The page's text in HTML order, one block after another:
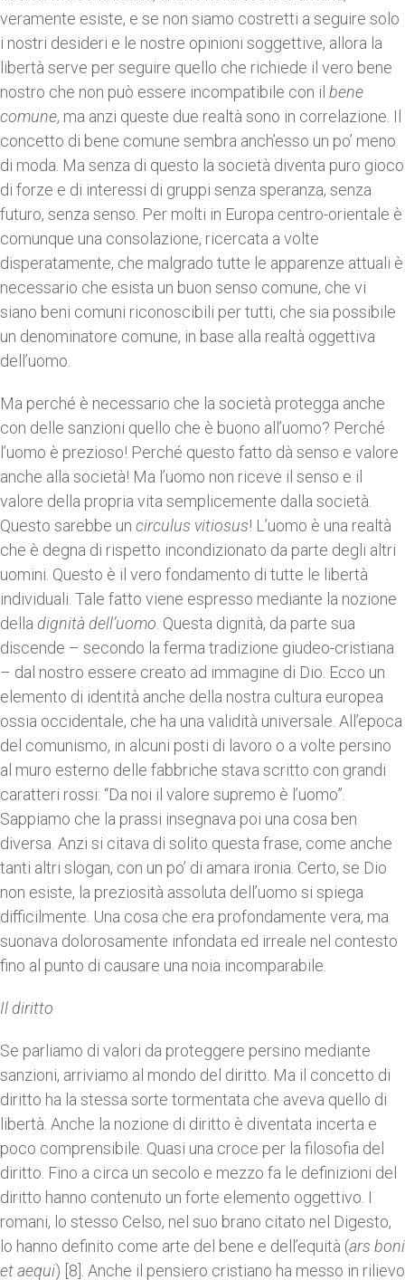
veramente esiste, e se non siamo costretti a seguire solo
i nostri desideri e le nostre opinioni soggettive, allora la
libertà serve per seguire quello che richiede il vero bene
nostro che non può essere incompatibile con il bene
comune, ma anzi queste due realtà sono in correlazione. Il
concetto di bene comune sembra anch’esso un po’ meno
di moda. Ma senza di questo la società diventa puro gioco
di forze e di interessi di gruppi senza speranza, senza
futuro, senza senso. Per molti in Europa centro-orientale è
comunque una consolazione, ricercata a volte
disperatamente, che malgrado tutte le apparenze attuali è
necessario che esista un buon senso comune, che vi
siano beni comuni riconoscibili per tutti, che sia possibile
un denominatore comune, in base alla realtà oggettiva
dell’uomo.
Ma perché è necessario che la società protegga anche
con delle sanzioni quello che è buono all’uomo? Perché
l’uomo è prezioso! Perché questo fatto dà senso e valore
anche alla società! Ma l’uomo non riceve il senso e il
valore della propria vita semplicemente dalla società.
Questo sarebbe un circulus vitiosus! L’uomo è una realtà
che è degna di rispetto incondizionato da parte degli altri
uomini. Questo è il vero fondamento di tutte le libertà
individuali. Tale fatto viene espresso mediante la nozione
della dignità dell’uomo . Questa dignità, da parte sua
discende – secondo la ferma tradizione giudeo-cristiana
– dal nostro essere creato ad immagine di Dio. Ecco un
elemento di identità anche della nostra cultura europea
ossia occidentale, che ha una validità universale. All’epoca
del comunismo, in alcuni posti di lavoro o a volte persino
al muro esterno delle fabbriche stava scritto con grandi
caratteri rossi: “Da noi il valore supremo è l’uomo”.
Sappiamo che la prassi insegnava poi una cosa ben
diversa. Anzi si citava di solito questa frase, come anche
tanti altri slogan, con un po’ di amara ironia. Certo, se Dio
non esiste, la preziosità assoluta dell’uomo si spiega
difficilmente. Una cosa che era profondamente vera, ma
suonava dolorosamente infondata ed irreale nel contesto
fino al punto di causare una noia incomparabile.
Il diritto
Se parliamo di valori da proteggere persino mediante
sanzioni, arriviamo al mondo del diritto. Ma il concetto di
diritto ha la stessa sorte tormentata che aveva quello di
libertà. Anche la nozione di diritto è diventata incerta e
poco comprensibile. Quasi una croce per la filosofia del
diritto. Fino a circa un secolo e mezzo fa le definizioni del
diritto hanno contenuto un forte elemento oggettivo. I
romani, lo stesso Celso, nel suo brano citato nel Digesto,
lo hanno definito come arte del bene e dell’equità (ars boni
et aequi) [8]. Anche il pensiero cristiano ha messo in rilievo